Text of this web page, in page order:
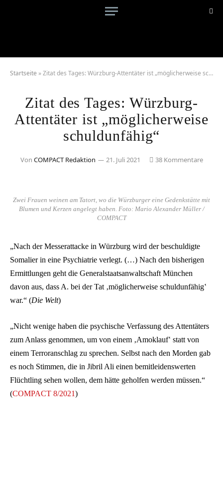
Startseite »Zitat des Tages: Würzburg-Attentäter ist „möglicherweise schuldunfähig“
Zitat des Tages: Würzburg-
Attentäter ist „möglicherweise
schuldunfähig“
Von COMPACT Redaktion 21. Juli 2021 38 Kommentare
Zwei Frauen weinen am Tatort, wo die Würzburger eine Gedenkstätte mit
Blumen und Kerzen angelegt haben. Foto: Mario Alexander Müller /
COMPACT
„Nach der Messerattacke in Würzburg wird der beschuldigte
Somalier in eine Psychiatrie verlegt. (…) Nach den bisherigen
Ermittlungen geht die Generalstaatsanwaltschaft München
davon aus, dass A. bei der Tat ‚möglicherweise schuldunfähig‛
war.“ (Die Welt)
„Nicht wenige haben die psychische Verfassung des Attentäters
zum Anlass genommen, um von einem ‚Amoklauf‛ statt von
einem Terroranschlag zu sprechen. Selbst nach den Morden gab
es noch Stimmen, die in Jibril Ali einen bemitleidenswerten
Flüchtling sehen wollen, dem hätte geholfen werden müssen.“
(COMPACT 8/2021)